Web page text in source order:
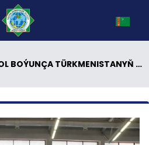
TÜRKMENISTANYŇ BIRINJILIGI UGRUNDA ÝARYŞ GEÇIRILÝÄR